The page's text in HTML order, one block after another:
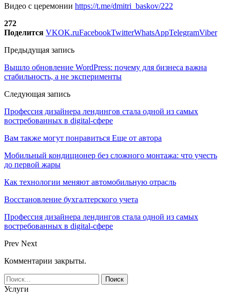
Видео с церемонии https://t.me/dmitri_baskov/222
272
Поделится VKOK.ruFacebookTwitterWhatsAppTelegramViber
Предыдущая запись
Вышло обновление WordPress: почему для бизнеса важна
стабильность, а не эксперименты
Следующая запись
Профессия дизайнера лендингов стала одной из самых
востребованных в digital-сфере
Вам также могут понравиться Еще от автора
Мобильный кондиционер без сложного монтажа: что учесть
до первой жары
Как технологии меняют автомобильную отрасль
Восстановление бухгалтерского учета
Профессия дизайнера лендингов стала одной из самых
востребованных в digital-сфере
Prev Next
Комментарии закрыты.
Услуги